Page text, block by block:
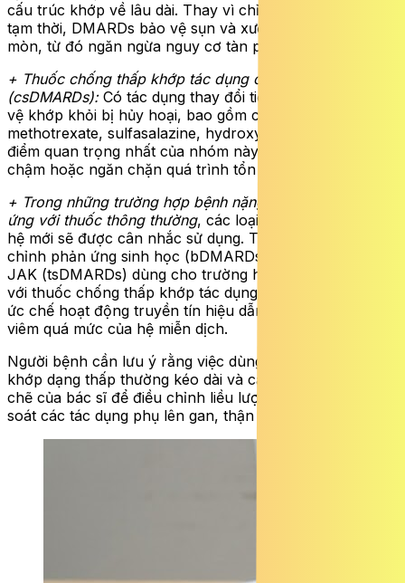
cấu trúc khớp về lâu dài. Thay vì chỉ giúp bạn bớt đau
tạm thời, DMARDs bảo vệ sụn và xương khỏi bị bào
mòn, từ đó ngăn ngừa nguy cơ tàn phế về lâu dài.
+ Thuốc chống thấp khớp tác dụng chậm cổ điển
(csDMARDs):Có tác dụng thay đổi tiến trình bệnh, bảo
vệ khớp khỏi bị hủy hoại, bao gồm các loại như
methotrexate, sulfasalazine, hydroxychloroquine. Đặc
điểm quan trọng nhất của nhóm này là khả năng làm
chậm hoặc ngăn chặn quá trình tổn thương khớp.
+ Trong những trường hợp bệnh nặng hoặc không đáp
ứng với thuốc thông thường, các loại thuốc sinh học thế
hệ mới sẽ được cân nhắc sử dụng. Trong đó thuốc điều
chỉnh phản ứng sinh học (bDMARDs) và thuốc ức chế
JAK (tsDMARDs) dùng cho trường hợp không đáp ứng
với thuốc chống thấp khớp tác dụng chậm (DMARDs),
ức chế hoạt động truyền tín hiệu dẫn đến phản ứng
viêm quá mức của hệ miễn dịch.
Người bệnh cần lưu ý rằng việc dùng thuốc điều trị viêm
khớp dạng thấp thường kéo dài và cần sự theo dõi chặt
chẽ của bác sĩ để điều chỉnh liều lượng cũng như kiểm
soát các tác dụng phụ lên gan, thận và hệ tạo máu.